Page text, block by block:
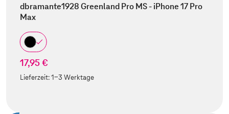
dbramante1928 Greenland Pro MS - iPhone 17 Pro
Max
17,95 €
Lieferzeit:1-3 Werktage